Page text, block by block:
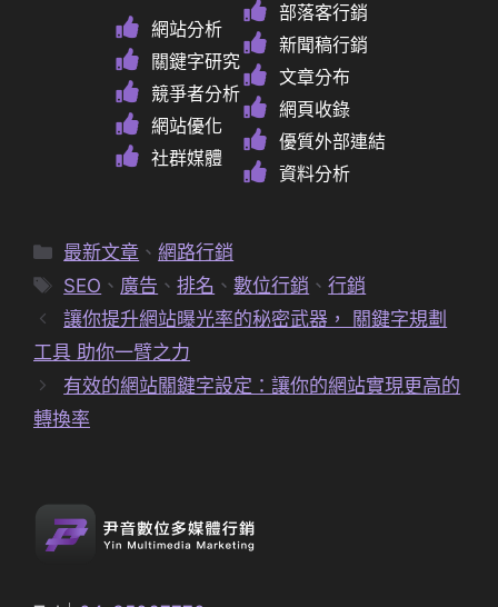
網站分析
關鍵字研究
競爭者分析
網站優化
社群媒體
部落客行銷
新聞稿行銷
文章分布
網頁收錄
優質外部連結
資料分析
分
類
最新文章 、網路行銷
標
籤
SEO 、 廣告 、排名 、數位行銷 、行銷
讓你提升網站曝光率的秘密武器， 關鍵字規劃
工具 助你一臂之力
有效的網站關鍵字設定：讓你的網站實現更高的
轉換率